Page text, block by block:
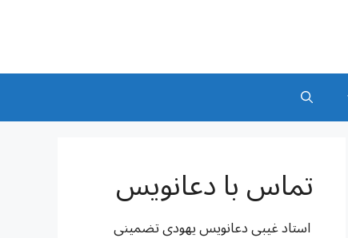
تماس با دعانویس
استاد غیبی دعانویس یهودی تضمینی